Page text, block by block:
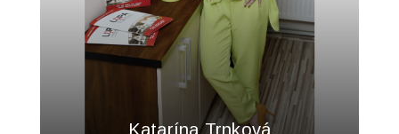
Katarína Trnková